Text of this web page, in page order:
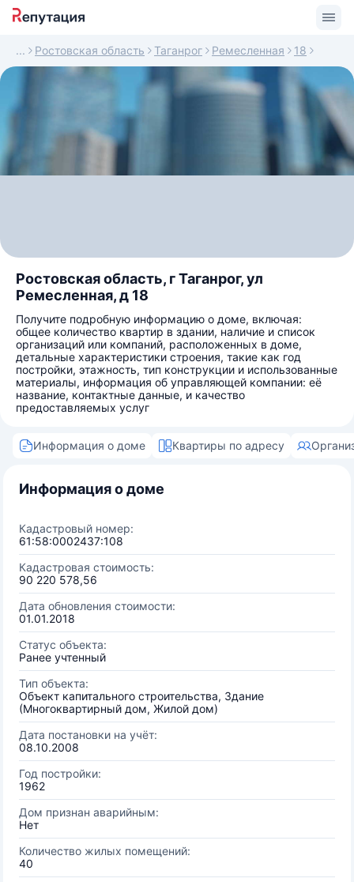
Ростовская область Таганрог Ремесленная 18
Ростовская область, г Таганрог, ул
Ремесленная, д 18
Получите подробную информацию о доме, включая:
общее количество квартир в здании, наличие и список
организаций или компаний, расположенных в доме,
детальные характеристики строения, такие как год
постройки, этажность, тип конструкции и использованные
материалы, информация об управляющей компании: её
название, контактные данные, и качество
предоставляемых услуг
Информация о доме Квартиры по адресу
Информация о доме
Кадастровый номер:
61:58:0002437:108
Кадастровая стоимость:
90 220 578,56
Дата обновления стоимости:
01.01.2018
Статус объекта:
Ранее учтенный
Тип объекта:
Объект капитального строительства, Здание
(Многоквартирный дом, Жилой дом)
Дата постановки на учёт:
08.10.2008
Год постройки:
1962
Дом признан аварийным:
Нет
Количество жилых помещений:
40